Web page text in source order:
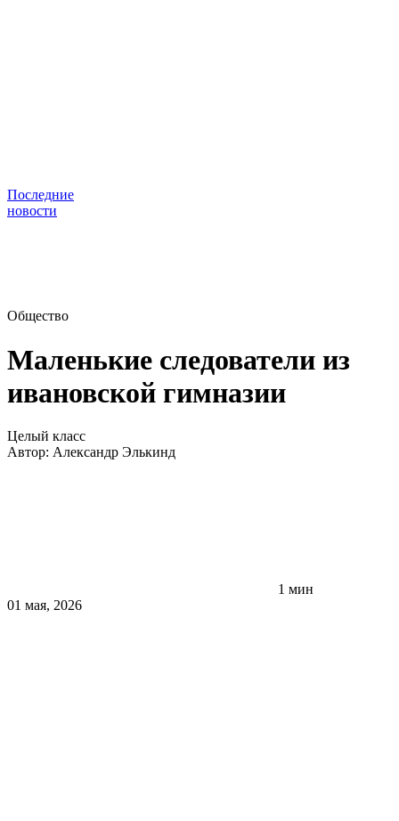
Последние
новости
Общество
Маленькие следователи из
ивановской гимназии
Целый класс
Автор: Александр Элькинд
1 мин
01 мая, 2026